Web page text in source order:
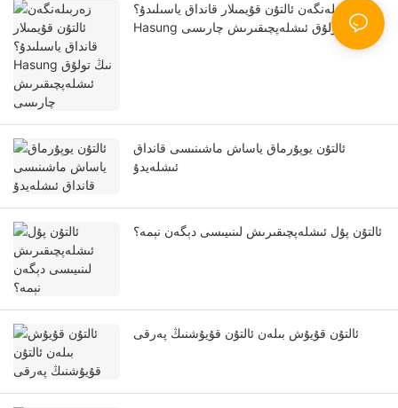
زەربىلەنگەن ئالتۇن قۇيمىلار قانداق ياسىلىدۇ؟
Hasung نىڭ تولۇق ئىشلەپچىقىرىش چارىسى
ئالتۇن يوپۇرماق ياساش ماشىنىسى قانداق
ئىشلەيدۇ
ئالتۇن پۇل ئىشلەپچىقىرىش لىنىيىسى دېگەن نېمە؟
ئالتۇن قۇيۇش بىلەن ئالتۇن قۇيۇشنىڭ پەرقى